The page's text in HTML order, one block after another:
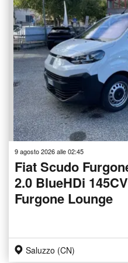
9 agosto 2026 alle 02:45
Fiat Scudo
2.0 BlueHDi
Furgone Lounge
Saluzzo (CN)